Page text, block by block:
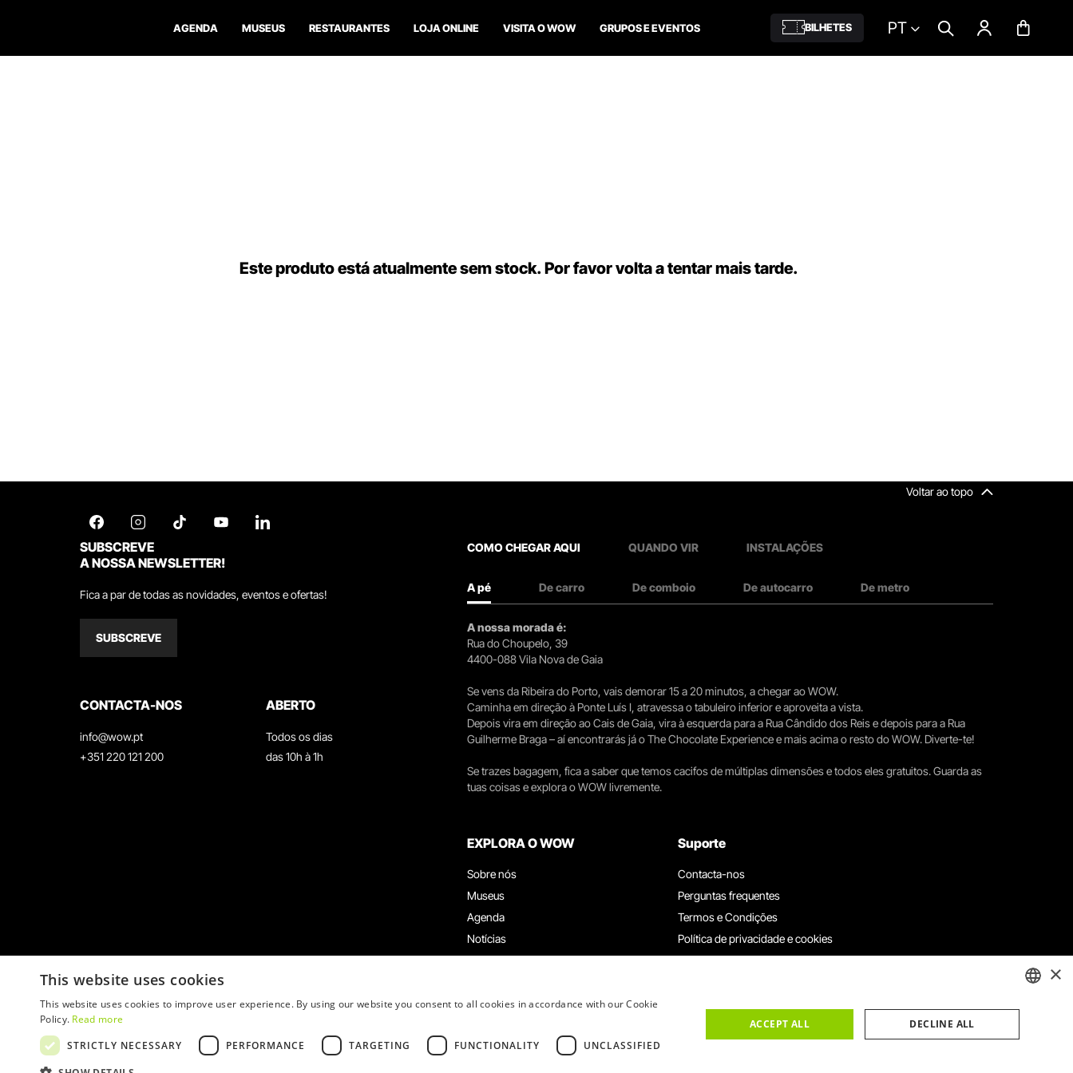
AGENDA MUSEUS RESTAURANTES LOJA ONLINE VISITA O WOW GRUPOS E EVENTOS BILHETES PT
Este produto está atualmente sem stock. Por favor volta a tentar mais tarde.
Voltar ao topo
SUBSCREVE
A NOSSA NEWSLETTER!
Fica a par de todas as novidades, eventos e ofertas!
SUBSCREVE
CONTACTA-NOS
info@wow.pt
+351 220 121 200
ABERTO
Todos os dias
das 10h à 1h
COMO CHEGAR AQUI QUANDO VIR INSTALAÇÕES
A pé De carro De comboio De autocarro De metro
A nossa morada é:
Rua do Choupelo, 39
4400-088 Vila Nova de Gaia
Se vens da Ribeira do Porto, vais demorar 15 a 20 minutos, a chegar ao WOW.
Caminha em direção à Ponte Luís I, atravessa o tabuleiro inferior e aproveita a vista.
Depois vira em direção ao Cais de Gaia, vira à esquerda para a Rua Cândido dos Reis e depois para a Rua
Guilherme Braga – aí encontrarás já o The Chocolate Experience e mais acima o resto do WOW. Diverte-te!
Se trazes bagagem, fica a saber que temos cacifos de múltiplas dimensões e todos eles gratuitos. Guarda as
tuas coisas e explora o WOW livremente.
EXPLORA O WOW
Sobre nós
Museus
Agenda
Notícias
Restaurantes
Grupos e Eventos
Suporte
Contacta-nos
Perguntas frequentes
Termos e Condições
Política de privacidade e cookies
Trabalha connosco
×
This website uses cookies
This website uses cookies to improve user experience. By using our website you consent to all cookies in accordance with our Cookie
Policy. Read more
STRICTLY NECESSARY
PERFORMANCE TARGETING FUNCTIONALITY UNCLASSIFIED
ACCEPT ALL DECLINE ALL